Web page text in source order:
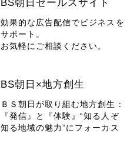
BS朝日セールスサイト
効果的な広告配信でビジネスを
サポート。
お気軽にご相談ください。
BS朝日×地方創生
ＢＳ朝日が取り組む地方創生：
『発信』と『体験』“知る人ぞ
知る地域の魅力”にフォーカス